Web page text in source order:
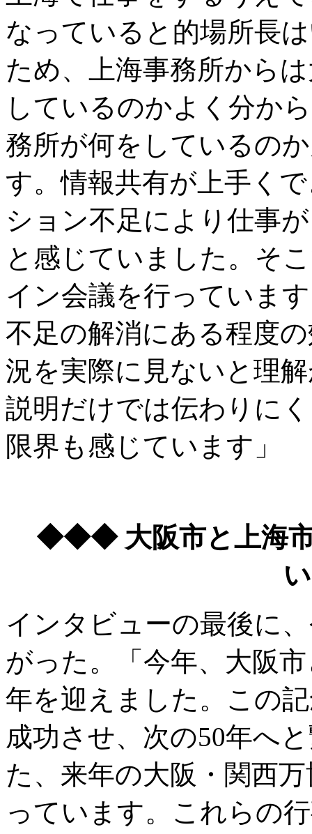
なっていると的場所長
ため、上海事務所から
しているのかよく分か
務所が何をしているの
す。情報共有が上手く
ション不足により仕事
と感じていました。そ
イン会議を行っていま
不足の解消にある程度
況を実際に見ないと理
説明だけでは伝わりに
限界も感じています」
◆◆◆ 大阪市と上海市
インタビューの最後に
がった。「今年、大阪
年を迎えました。この
成功させ、次の50年へ
た、来年の大阪・関西
っています。これらの